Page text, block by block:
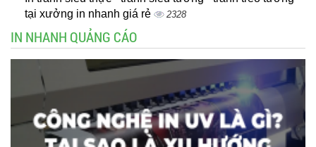
tại xưởng in nhanh giá rẻ
2328
IN NHANH QUẢNG CÁO